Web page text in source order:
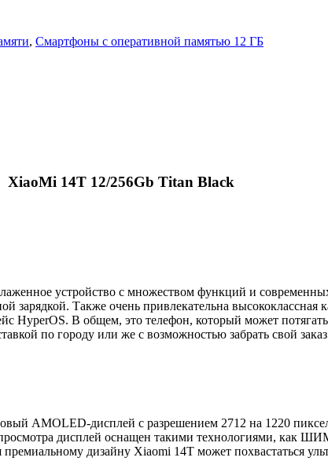
, Смартфоны с оперативной памятью 12 ГБ
XiaoMi 14T 12/256Gb Titan Black
устройство с множеством функций и
Также очень привлекательна высококлассная
HyperOS. В общем, это телефон, который может
по городу или же с возможностью забрать свой заказ
AMOLED-дисплей с разрешением 2712 на 1220
дисплей оснащен такими технологиями, как
дизайну Xiaomi 14T может похвастаться